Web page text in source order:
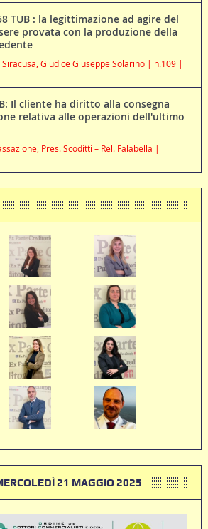
58 TUB : la legittimazione ad agire del
provata con la produzione della
Giudice Giuseppe Solarino | n.109 |
Il cliente ha diritto alla consegna
relativa alle operazioni dell'ultimo
Pres. Scoditti – Rel. Falabella |
21 MAGGIO 2025